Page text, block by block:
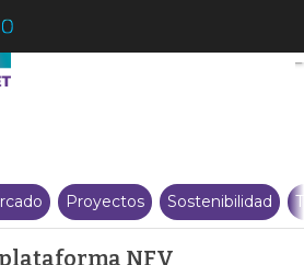
Dell ya tiene su plataforma NFV
Proyectos Sostenibilidad
NFV